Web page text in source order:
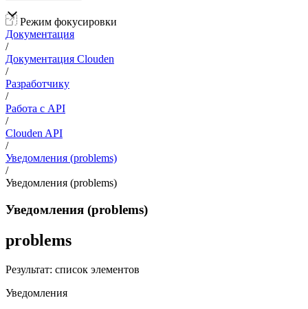
Режим фокусировки
Документация
/
Документация Clouden
/
Разработчику
/
Работа с API
/
Clouden API
/
Уведомления (problems)
/
Уведомления (problems)
Уведомления (problems)
problems
Результат: список элементов
Уведомления